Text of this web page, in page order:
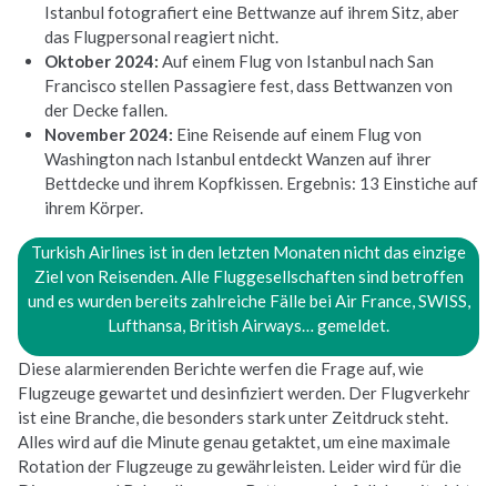
Istanbul fotografiert eine Bettwanze auf ihrem Sitz, aber
das Flugpersonal reagiert nicht.
Oktober 2024: Auf einem Flug von Istanbul nach San
Francisco stellen Passagiere fest, dass Bettwanzen von
der Decke fallen.
November 2024: Eine Reisende auf einem Flug von
Washington nach Istanbul entdeckt Wanzen auf ihrer
Bettdecke und ihrem Kopfkissen. Ergebnis: 13 Einstiche auf
ihrem Körper.
Turkish Airlines ist in den letzten Monaten nicht das einzige
Ziel von Reisenden. Alle Fluggesellschaften sind betroffen
und es wurden bereits zahlreiche Fälle bei Air France, SWISS,
Lufthansa, British Airways… gemeldet.
Diese alarmierenden Berichte werfen die Frage auf, wie
Flugzeuge gewartet und desinfiziert werden. Der Flugverkehr
ist eine Branche, die besonders stark unter Zeitdruck steht.
Alles wird auf die Minute genau getaktet, um eine maximale
Rotation der Flugzeuge zu gewährleisten. Leider wird für die